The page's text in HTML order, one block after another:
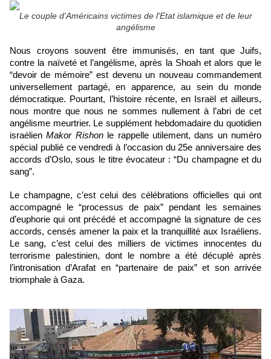
Le couple d'Américains victimes de l'Etat islamique et de leur
angélisme
Nous croyons souvent être immunisés, en tant que Juifs,
contre la naïveté et l’angélisme, après la Shoah et alors que le
“devoir de mémoire” est devenu un nouveau commandement
universellement partagé, en apparence, au sein du monde
démocratique. Pourtant, l’histoire récente, en Israël et ailleurs,
nous montre que nous ne sommes nullement à l’abri de cet
angélisme meurtrier. Le supplément hebdomadaire du quotidien
israélien Makor Rishon le rappelle utilement, dans un numéro
spécial publié ce vendredi à l’occasion du 25e anniversaire des
accords d’Oslo, sous le titre évocateur : “Du champagne et du
sang”.
Le champagne, c’est celui des célébrations officielles qui ont
accompagné le “processus de paix” pendant les semaines
d’euphorie qui ont précédé et accompagné la signature de ces
accords, censés amener la paix et la tranquillité aux Israéliens.
Le sang, c’est celui des milliers de victimes innocentes du
terrorisme palestinien, dont le nombre a été décuplé après
l’intronisation d’Arafat en “partenaire de paix” et son arrivée
triomphale à Gaza.